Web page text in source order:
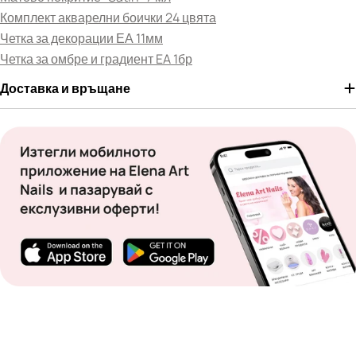
Комплект акварелни боички 24 цвята
Четка за декорации ЕА 11мм
Четка за омбре и градиент EA 1бр
Доставка и връщане